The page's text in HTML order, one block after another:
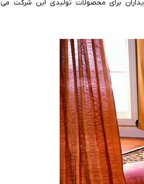
برای محصولات تولیدی این شرکت می